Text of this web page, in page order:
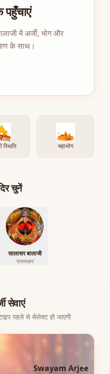
पहुँचाएं
में अर्जी, भोग और
के साथ।
स्थिति महाभोग
चुनें
सालासर बालाजी
राजस्थान
सेवाएं
पहले से सेलेक्ट हो जाएगी
Swayam Arjee